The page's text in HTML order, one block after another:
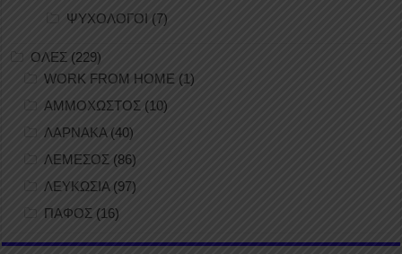
ΨΥΧΟΛΟΓΟΙ (7)
ΟΛΕΣ (229)
WORK FROM HOME (1)
ΑΜΜΟΧΩΣΤΟΣ (10)
ΛΑΡΝΑΚΑ (40)
ΛΕΜΕΣΟΣ (86)
ΛΕΥΚΩΣΙΑ(97)
ΠΑΦΟΣ (16)